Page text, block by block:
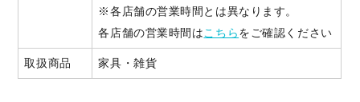
※各店舗の営業時間とは異なります。
各店舗の営業時間はこちら をご確認ください
取扱商品 家具・雑貨